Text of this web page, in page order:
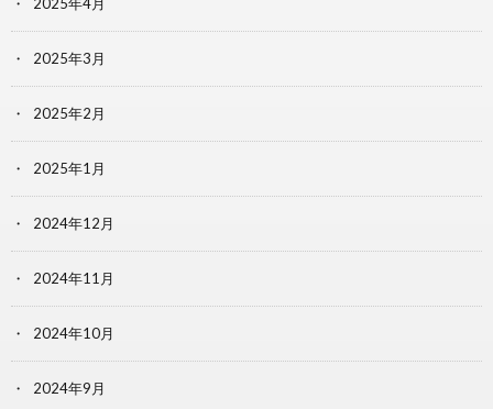
2025年3月
2025年2月
2025年1月
2024年12月
2024年11月
2024年10月
2024年9月